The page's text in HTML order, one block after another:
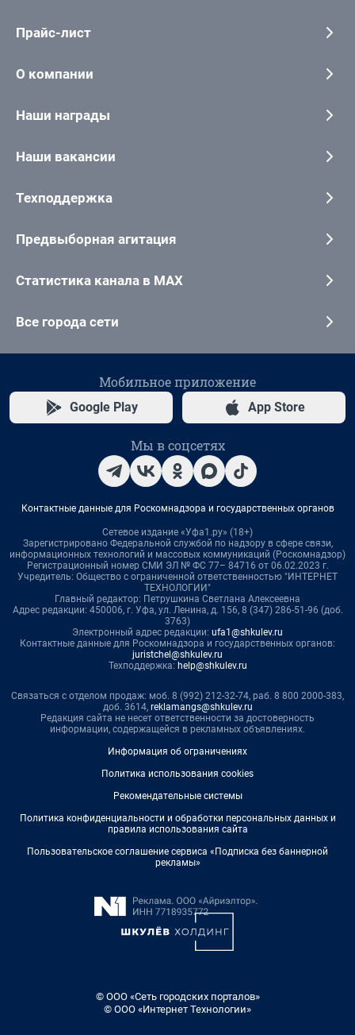
Прайс-лист
О компании
Наши награды
Наши вакансии
Техподдержка
Предвыборная агитация
Статистика канала в MAX
Все города сети
Мобильное приложение
Google Play App Store
Мы в соцсетях
Контактные данные для Роскомнадзора и государственных органов
Сетевое издание «Уфа1.ру» (18+)
Зарегистрировано Федеральной службой по надзору в сфере связи,
информационных технологий и массовых коммуникаций (Роскомнадзор)
Регистрационный номер СМИ ЭЛ № ФС 77– 84716 от 06.02.2023 г.
Учредитель: Общество с ограниченной ответственностью "ИНТЕРНЕТ
ТЕХНОЛОГИИ"
Главный редактор: Петрушкина Светлана Алексеевна
Адрес редакции: 450006, г. Уфа, ул. Ленина, д. 156, 8 (347) 286-51-96 (доб.
3763)
Электронный адрес редакции: ufa1@shkulev.ru
Контактные данные для Роскомнадзора и государственных органов:
juristchel@shkulev.ru
Техподдержка: help@shkulev.ru
Связаться с отделом продаж: моб. 8 (992) 212-32-74, раб. 8 800 2000-383,
доб. 3614, reklamangs@shkulev.ru
Редакция сайта не несет ответственности за достоверность
информации, содержащейся в рекламных объявлениях.
Информация об ограничениях
Политика использования cookies
Рекомендательные системы
Политика конфиденциальности и обработки персональных данных и
правила использования сайта
Пользовательское соглашение сервиса «Подписка без баннерной
рекламы»
© ООО «Сеть городских порталов»
© ООО «Интернет Технологии»